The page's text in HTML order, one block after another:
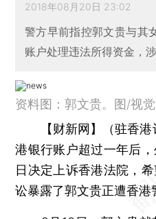
2018年08月20日 23:02
警方早前指控郭文贵与其
账户处理违法所得资金，
资料图：郭文贵。图/视
【财新网】（驻香
港银行账户超过一年后
日决定上诉香港法院，
讼暴露了郭文贵正遭香港